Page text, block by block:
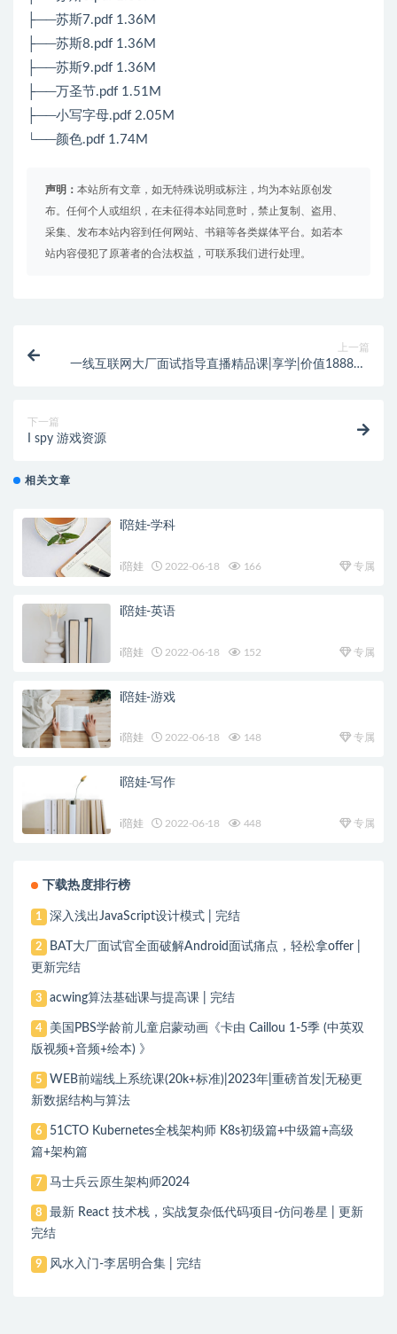
├──苏斯7.pdf 1.36M
├──苏斯8.pdf 1.36M
├──苏斯9.pdf 1.36M
├──万圣节.pdf 1.51M
├──小写字母.pdf 2.05M
└──颜色.pdf 1.74M
声明： 本站所有文章，如无特殊说明或标注，均为本站原创发
布。任何个人或组织，在未征得本站同意时，禁止复制、盗用、
采集、发布本站内容到任何网站、书籍等各类媒体平台。如若本
站内容侵犯了原著者的合法权益，可联系我们进行处理。
上一篇
一线互联网大厂面试指导直播精品课|享学|价值1888元|
下一篇
I spy 游戏资源
相关文章
i陪娃-学科
i陪娃 2022-06-18 166 专属
i陪娃-英语
i陪娃 2022-06-18 152 专属
i陪娃-游戏
i陪娃 2022-06-18 148 专属
i陪娃-写作
i陪娃 2022-06-18 448 专属
下载热度排行榜
1 深入浅出JavaScript设计模式 | 完结
2
BAT大厂面试官全面破解Android面试痛点，轻松拿offer |
更新完结
3 acwing算法基础课与提高课 | 完结
4
美国PBS学龄前儿童启蒙动画《卡由 Caillou 1-5季 (中英双
版视频+音频+绘本) 》
5
WEB前端线上系统课(20k+标准)|2023年|重磅首发|无秘更
新数据结构与算法
6
51CTO Kubernetes全栈架构师 K8s初级篇+中级篇+高级
篇+架构篇
7 马士兵云原生架构师2024
8
最新 React 技术栈，实战复杂低代码项目-仿问卷星 | 更新
完结
9 风水入门-李居明合集 | 完结